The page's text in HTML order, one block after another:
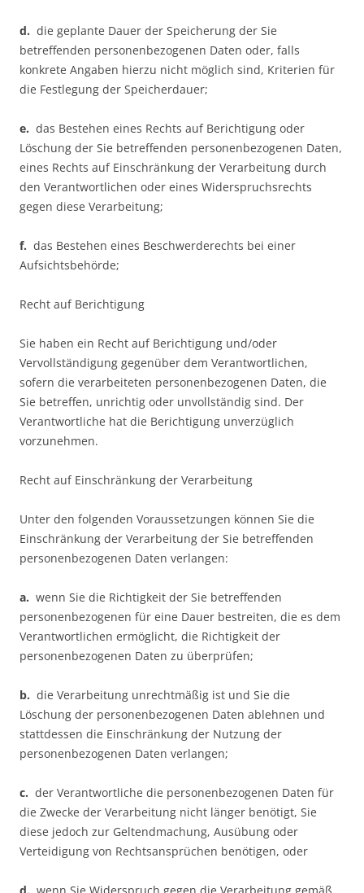
d. die geplante Dauer der Speicherung der Sie
betreffenden personenbezogenen Daten oder, falls
konkrete Angaben hierzu nicht möglich sind, Kriterien für
die Festlegung der Speicherdauer;
e. das Bestehen eines Rechts auf Berichtigung oder
Löschung der Sie betreffenden personenbezogenen Daten,
eines Rechts auf Einschränkung der Verarbeitung durch
den Verantwortlichen oder eines Widerspruchsrechts
gegen diese Verarbeitung;
f. das Bestehen eines Beschwerderechts bei einer
Aufsichtsbehörde;
Recht auf Berichtigung
Sie haben ein Recht auf Berichtigung und/oder
Vervollständigung gegenüber dem Verantwortlichen,
sofern die verarbeiteten personenbezogenen Daten, die
Sie betreffen, unrichtig oder unvollständig sind. Der
Verantwortliche hat die Berichtigung unverzüglich
vorzunehmen.
Recht auf Einschränkung der Verarbeitung
Unter den folgenden Voraussetzungen können Sie die
Einschränkung der Verarbeitung der Sie betreffenden
personenbezogenen Daten verlangen:
a. wenn Sie die Richtigkeit der Sie betreffenden
personenbezogenen für eine Dauer bestreiten, die es dem
Verantwortlichen ermöglicht, die Richtigkeit der
personenbezogenen Daten zu überprüfen;
b. die Verarbeitung unrechtmäßig ist und Sie die
Löschung der personenbezogenen Daten ablehnen und
stattdessen die Einschränkung der Nutzung der
personenbezogenen Daten verlangen;
c. der Verantwortliche die personenbezogenen Daten für
die Zwecke der Verarbeitung nicht länger benötigt, Sie
diese jedoch zur Geltendmachung, Ausübung oder
Verteidigung von Rechtsansprüchen benötigen, oder
d. wenn Sie Widerspruch gegen die Verarbeitung gemäß